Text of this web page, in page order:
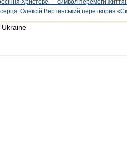
Христове — символ перемоги
Олексій Вертинський перетворив